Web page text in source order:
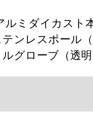
ルミダイカスト
ンレスポール
グローブ（透